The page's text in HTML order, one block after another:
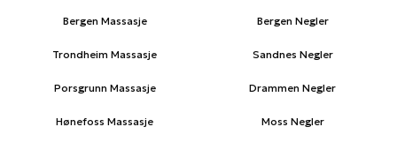
Bergen Massasje
Trondheim Massasje
Porsgrunn Massasje
Hønefoss Massasje
Bergen Negler
Sandnes Negler
Drammen Negler
Moss Negler